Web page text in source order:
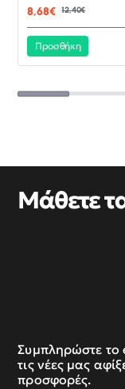
8,68€
12,40€
Προσθήκη
Μάθετε
Συμπληρώστε το
τις νέες μας
προσφορές.